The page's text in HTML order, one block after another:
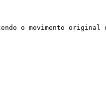
o movimento original